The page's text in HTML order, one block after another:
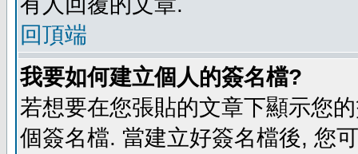
回頂端
我要如何建立個人的簽名檔?
若想要在您張貼的文章下顯示您
個簽名檔. 當建立好簽名檔後, 您